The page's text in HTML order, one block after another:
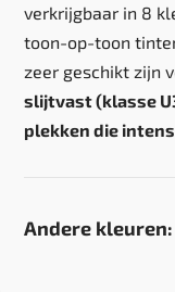
verkrijgbaar in 8
toon-op-toon
zeer geschikt zijn
slijtvast (klasse
plekken die
Andere kleuren: